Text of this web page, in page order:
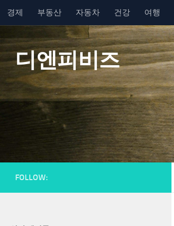
Skip to content
경제 부동산 자동차 건강 여행
디엔피비즈
FOLLOW: